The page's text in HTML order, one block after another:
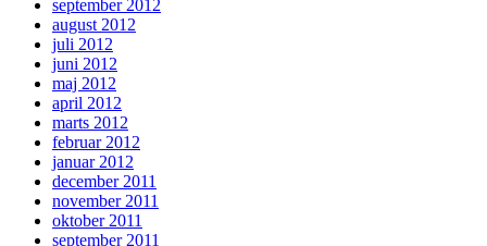
september 2012
august 2012
juli 2012
juni 2012
maj 2012
april 2012
marts 2012
februar 2012
januar 2012
december 2011
november 2011
oktober 2011
september 2011